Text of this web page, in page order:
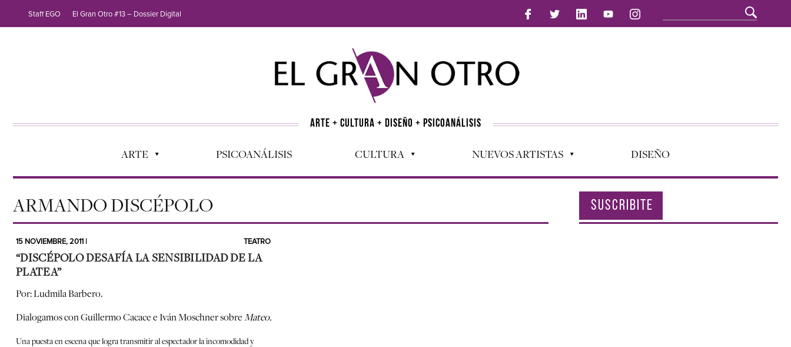
Staff EGO El Gran Otro #13 – Dossier Digital
ARTE + CULTURA + DISEÑO + PSICOANÁLISIS
ARTE PSICOANÁLISIS CULTURA NUEVOS ARTISTAS DISEÑO
ARMANDO DISCÉPOLO
15 NOVIEMBRE, 2011 | TEATRO
“DISCÉPOLO DESAFÍA LA SENSIBILIDAD DE LA
PLATEA”
Por: Ludmila Barbero.
Dialogamos con Guillermo Cacace e Iván Moschner sobreMateo.
Una puesta en escena que logra transmitir al espectador la incomodidad y
SUSCRIBITE